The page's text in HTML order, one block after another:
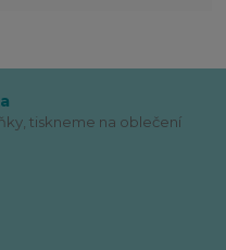
tiskneme na oblečení